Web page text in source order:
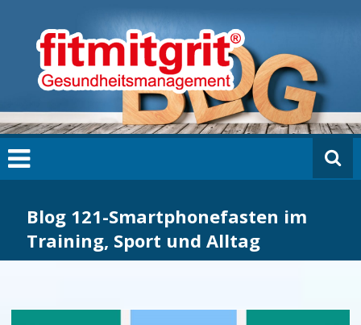
springen
fi
m
it
g
ri
t
L
G
Blog 121-Smartphonefasten im
Training, Sport und Alltag